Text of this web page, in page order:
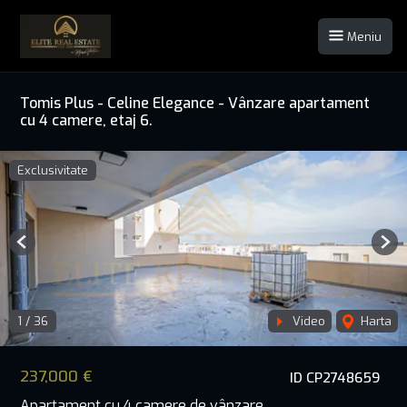
Meniu
Tomis Plus - Celine Elegance - Vânzare apartament
cu 4 camere, etaj 6.
ID CP2748659
237,000 €
Exclusivitate
1 / 36 Video Harta
Previous